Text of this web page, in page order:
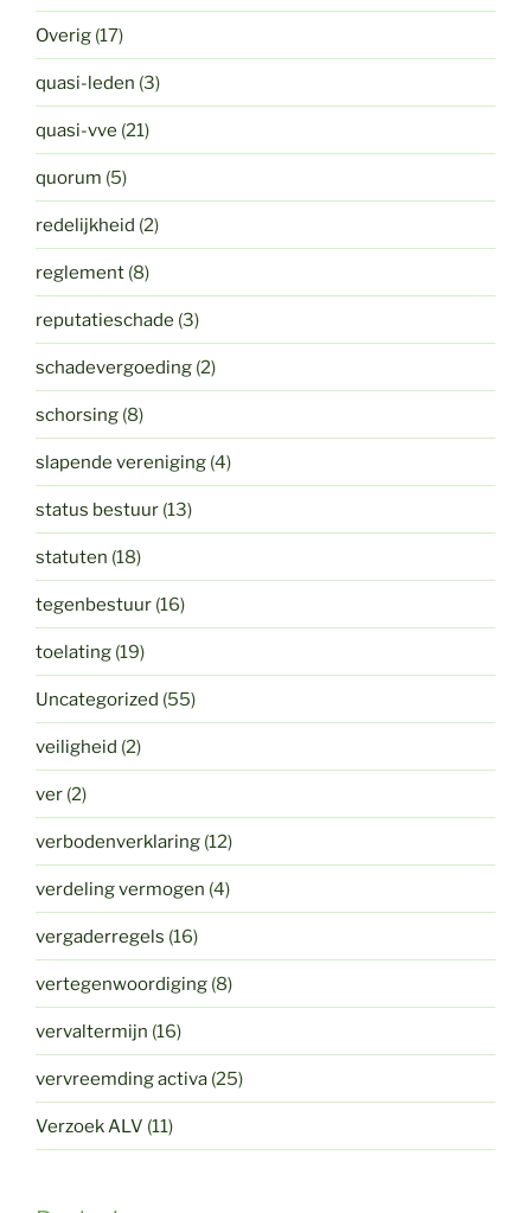
Overig (17)
quasi-leden (3)
quasi-vve (21)
quorum (5)
redelijkheid (2)
reglement (8)
reputatieschade (3)
schadevergoeding (2)
schorsing (8)
slapende vereniging (4)
status bestuur (13)
statuten (18)
tegenbestuur (16)
toelating (19)
Uncategorized (55)
veiligheid (2)
ver (2)
verbodenverklaring (12)
verdeling vermogen (4)
vergaderregels (16)
vertegenwoordiging (8)
vervaltermijn (16)
vervreemding activa (25)
Verzoek ALV (11)